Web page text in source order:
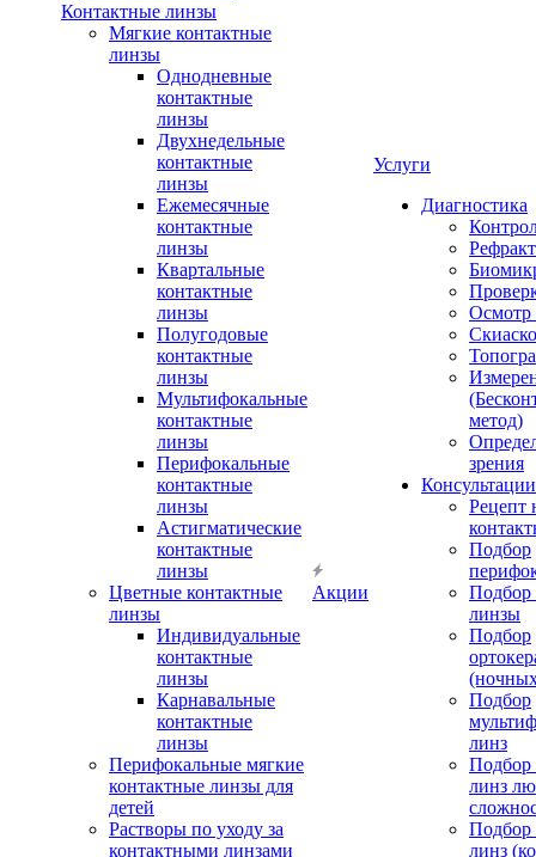
Контактные линзы
Мягкие контактные
линзы
Однодневные
контактные
линзы
Двухнедельные
контактные
линзы
Ежемесячные
контактные
линзы
Квартальные
контактные
линзы
Полугодовые
контактные
линзы
Мультифокальные
контактные
линзы
Перифокальные
контактные
линзы
Астигматические
контактные
линзы
Цветные контактные
линзы
Индивидуальные
контактные
линзы
Карнавальные
контактные
линзы
Перифокальные мягкие
контактные линзы для
детей
Растворы по уходу за
контактными линзами
Акции
Услуги
Диагностика
Осмотр
метод)
зрения
Рецепт
Подбор
Подбор
линзы
Подбор
Подбор
линз
Подбор
линз
Подбор
линз